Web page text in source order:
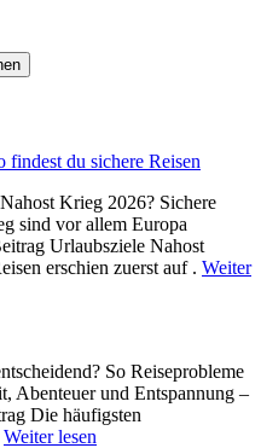
du sichere Reisen
Krieg 2026? Sichere
sind vor allem Europa
Urlaubsziele Nahost
erschien zuerst auf . Weiter
So Reiseprobleme
Abenteuer und Entspannung –
Die häufigsten
Weiter lesen